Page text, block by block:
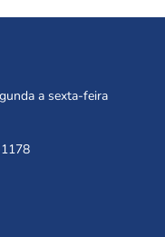
a sexta-feira